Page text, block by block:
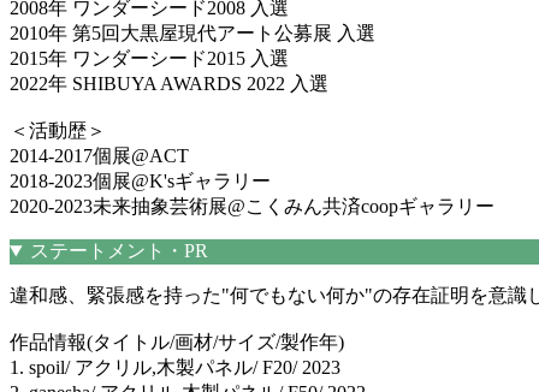
2008年 ワンダーシード2008 入選
2010年 第5回大黒屋現代アート公募展 入選
2015年 ワンダーシード2015 入選
2022年 SHIBUYA AWARDS 2022 入選
＜活動歴＞
2014-2017個展@ACT
2018-2023個展@K'sギャラリー
2020-2023未来抽象芸術展@こくみん共済coopギャラリー
ステートメント・PR
違和感、緊張感を持った"何でもない何か"の存在証明を意識
作品情報(タイトル/画材/サイズ/製作年)
1. spoil/ アクリル,木製パネル/ F20/ 2023